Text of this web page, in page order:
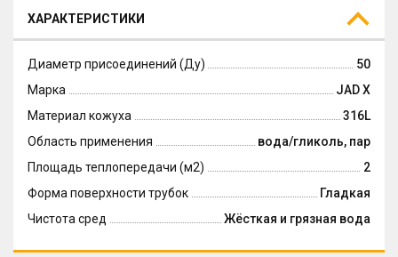
ХАРАКТЕРИСТИКИ
Диаметр присоединений (Ду)
50
Марка
JAD X
Материал кожуха
316L
Область применения
вода/гликоль, пар
Площадь теплопередачи (м2)
2
Форма поверхности трубок
Гладкая
Чистота сред
Жёсткая и грязная вода